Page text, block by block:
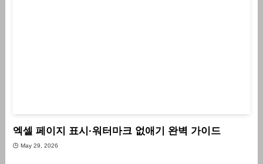
엑셀 페이지 표시·워터마크 없애기 완벽 가이드
May 29, 2026